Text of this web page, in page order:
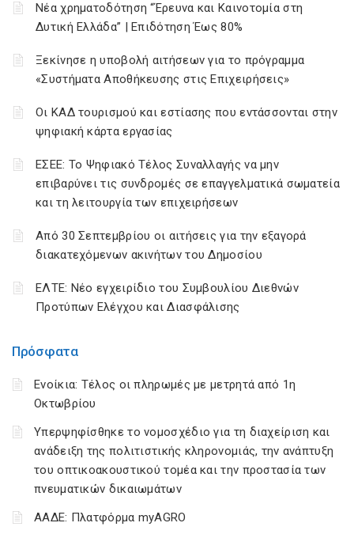
Πρόσφατα
Ενοίκια: Τέλος οι πληρωμές με μετρητά από 1η
Οκτωβρίου
Υπερψηφίσθηκε το νομοσχέδιο για τη διαχείριση και
ανάδειξη της πολιτιστικής κληρονομιάς, την ανάπτυξη
του οπτικοακουστικού τομέα και την προστασία των
πνευματικών δικαιωμάτων
ΑΑΔΕ: Πλατφόρμα myAGRO
Νέα χρηματοδότηση “Έρευνα και Καινοτομία στη
Δυτική Ελλάδα” | Επιδότηση Έως 80%
Ξεκίνησε η υποβολή αιτήσεων για το πρόγραμμα
«Συστήματα Αποθήκευσης στις Επιχειρήσεις»
Οι ΚΑΔ τουρισμού και εστίασης που εντάσσονται στην
ψηφιακή κάρτα εργασίας
ΕΣΕΕ: Το Ψηφιακό Τέλος Συναλλαγής να μην
επιβαρύνει τις συνδρομές σε επαγγελματικά σωματεία
και τη λειτουργία των επιχειρήσεων
Από 30 Σεπτεμβρίου οι αιτήσεις για την εξαγορά
διακατεχόμενων ακινήτων του Δημοσίου
ΕΛΤΕ: Νέο εγχειρίδιο του Συμβουλίου Διεθνών
Προτύπων Ελέγχου και Διασφάλισης